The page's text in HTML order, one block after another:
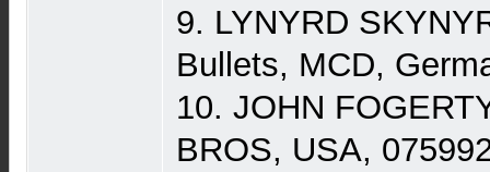
9. LYNYRD
Bullets, MCD,
10. JOHN
BROS, USA,